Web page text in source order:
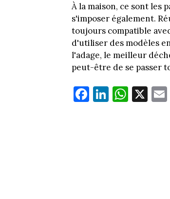
À la maison, ce sont les
s'imposer également.
toujours compatible
d'utiliser des modèles
l'adage, le meilleur
peut-être de se passer
Fa
ce
Li
nk
W
ha
X